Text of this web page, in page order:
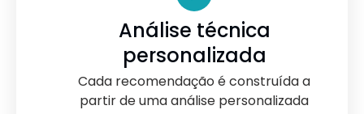
Análise técnica
personalizada
Cada recomendação é construída a
partir de uma análise personalizada